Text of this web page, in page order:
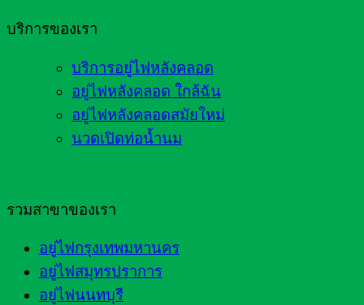
บริการของเรา
บริการอยู่ไฟหลังคลอด
อยู่ไฟหลังคลอด ใกล้ฉัน
อยู่ไฟหลังคลอดสมัยใหม่
นวดเปิดท่อน้ำนม
รวมสาขาของเรา
อยู่ไฟกรุงเทพมหานคร
อยู่ไฟสมุทรปราการ
อยู่ไฟนนทบุรี